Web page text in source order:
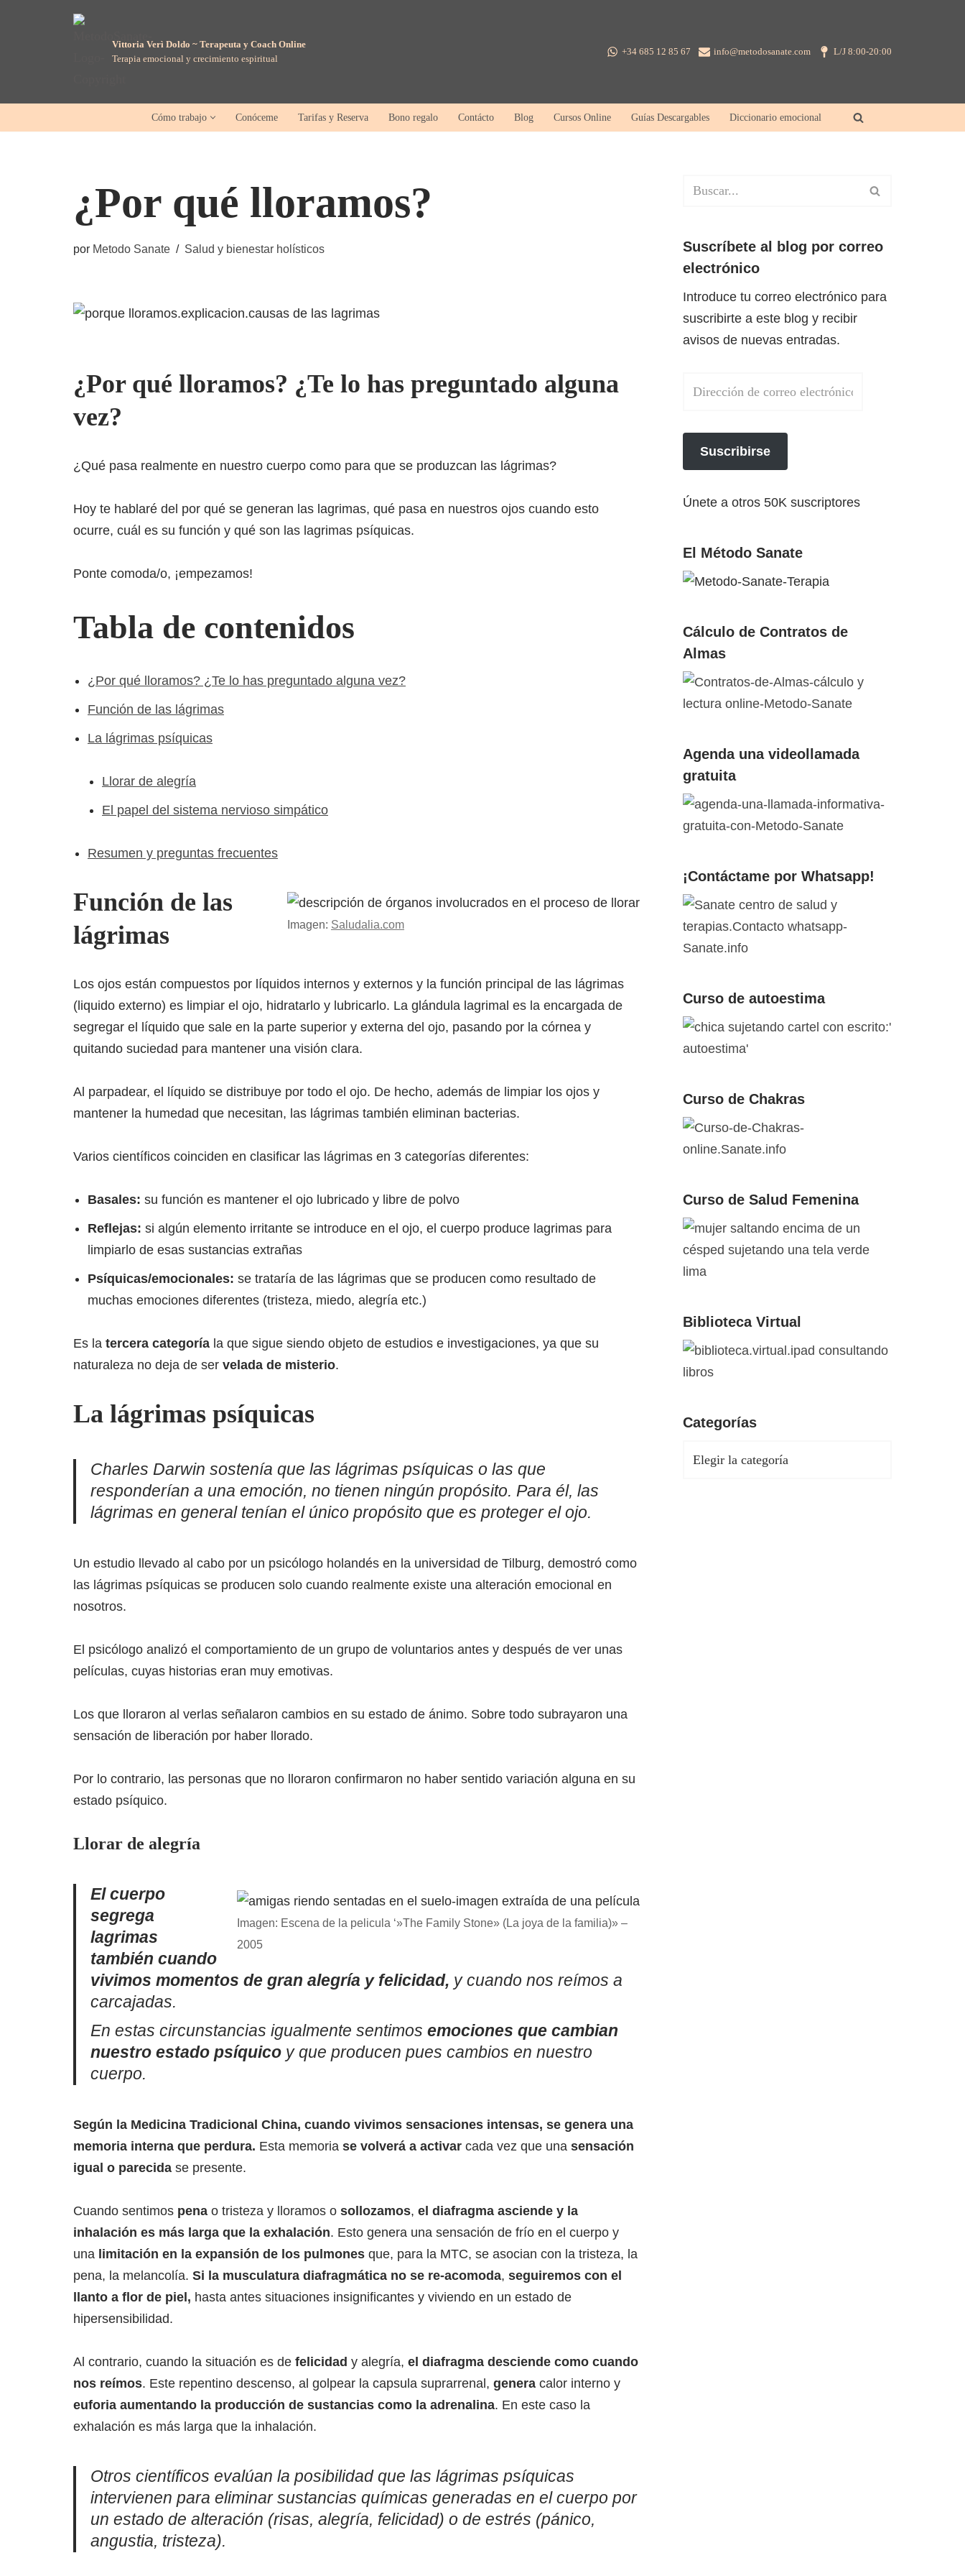
Vittoria Verì Doldo ~ Terapeuta y Coach Online
Terapia emocional y crecimiento espiritual
+34 685 12 85 67 info@metodosanate.com L/J 8:00-20:00
Cómo trabajo Conóceme Tarifas y Reserva Bono regalo Contácto Blog Cursos Online Guías Descargables Diccionario emocional
¿Por qué lloramos?
por Metodo Sanate Salud y bienestar holísticos
¿Por qué lloramos? ¿Te lo has preguntado alguna
vez?
¿Qué pasa realmente en nuestro cuerpo como para que se produzcan las lágrimas?
Hoy te hablaré del por qué se generan las lagrimas, qué pasa en nuestros ojos cuando esto
ocurre, cuál es su función y qué son las lagrimas psíquicas.
Ponte comoda/o, ¡empezamos!
Tabla de contenidos
¿Por qué lloramos? ¿Te lo has preguntado alguna vez?
Función de las lágrimas
La lágrimas psíquicas
Llorar de alegría
El papel del sistema nervioso simpático
Resumen y preguntas frecuentes
Imagen: Saludalia.com
Función de las
lágrimas
Los ojos están compuestos por líquidos internos y externos y la función principal de las lágrimas
(liquido externo) es limpiar el ojo, hidratarlo y lubricarlo. La glándula lagrimal es la encargada de
segregar el líquido que sale en la parte superior y externa del ojo, pasando por la córnea y
quitando suciedad para mantener una visión clara.
Al parpadear, el líquido se distribuye por todo el ojo. De hecho, además de limpiar los ojos y
mantener la humedad que necesitan, las lágrimas también eliminan bacterias.
Varios científicos coinciden en clasificar las lágrimas en 3 categorías diferentes:
Basales: su función es mantener el ojo lubricado y libre de polvo
Reflejas: si algún elemento irritante se introduce en el ojo, el cuerpo produce lagrimas para
limpiarlo de esas sustancias extrañas
Psíquicas/emocionales: se trataría de las lágrimas que se producen como resultado de
muchas emociones diferentes (tristeza, miedo, alegría etc.)
Es la tercera categoría la que sigue siendo objeto de estudios e investigaciones, ya que su
naturaleza no deja de ser velada de misterio.
La lágrimas psíquicas
Charles Darwin sostenía que las lágrimas psíquicas o las que
responderían a una emoción, no tienen ningún propósito. Para él, las
lágrimas en general tenían el único propósito que es proteger el ojo.
Un estudio llevado al cabo por un psicólogo holandés en la universidad de Tilburg, demostró como
las lágrimas psíquicas se producen solo cuando realmente existe una alteración emocional en
nosotros.
El psicólogo analizó el comportamiento de un grupo de voluntarios antes y después de ver unas
películas, cuyas historias eran muy emotivas.
Los que lloraron al verlas señalaron cambios en su estado de ánimo. Sobre todo subrayaron una
sensación de liberación por haber llorado.
Por lo contrario, las personas que no lloraron confirmaron no haber sentido variación alguna en su
estado psíquico.
Llorar de alegría
Imagen: Escena de la pelicula ‘»The Family Stone» (La joya de la familia)» –
2005
El cuerpo
segrega
lagrimas
también cuando
vivimos momentos de gran alegría y felicidad, y cuando nos reímos a
carcajadas.
En estas circunstancias igualmente sentimos emociones que cambian
nuestro estado psíquico y que producen pues cambios en nuestro
cuerpo.
Según la Medicina Tradicional China, cuando vivimos sensaciones intensas, se genera una
memoria interna que perdura. Esta memoria se volverá a activar cada vez que una sensación
igual o parecida se presente.
Cuando sentimos pena o tristeza y lloramos o sollozamos, el diafragma asciende y la
inhalación es más larga que la exhalación. Esto genera una sensación de frío en el cuerpo y
una limitación en la expansión de los pulmones que, para la MTC, se asocian con la tristeza, la
pena, la melancolía. Si la musculatura diafragmática no se re-acomoda, seguiremos con el
llanto a flor de piel, hasta antes situaciones insignificantes y viviendo en un estado de
hipersensibilidad.
Al contrario, cuando la situación es de felicidad y alegría, el diafragma desciende como cuando
nos reímos. Este repentino descenso, al golpear la capsula suprarrenal, genera calor interno y
euforia aumentando la producción de sustancias como la adrenalina. En este caso la
exhalación es más larga que la inhalación.
Otros científicos evalúan la posibilidad que las lágrimas psíquicas
intervienen para eliminar sustancias químicas generadas en el cuerpo por
un estado de alteración (risas, alegría, felicidad) o de estrés (pánico,
angustia, tristeza).
Suscríbete al blog por correo
electrónico
Introduce tu correo electrónico para
suscribirte a este blog y recibir
avisos de nuevas entradas.
Suscribirse
Únete a otros 50K suscriptores
El Método Sanate
Cálculo de Contratos de
Almas
Agenda una videollamada
gratuita
¡Contáctame por Whatsapp!
Curso de autoestima
Curso de Chakras
Curso de Salud Femenina
Biblioteca Virtual
Categorías